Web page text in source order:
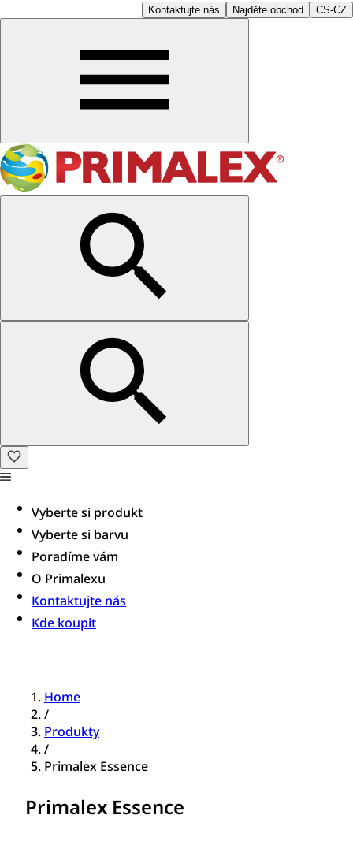
Kontaktujte nás Najděte obchod CS-CZ
Vyberte si produkt
Vyberte si barvu
Poradíme vám​
O Primalexu
Kontaktujte nás
Kde koupit
Home
/
Produkty
/
Primalex Essence
Primalex Essence